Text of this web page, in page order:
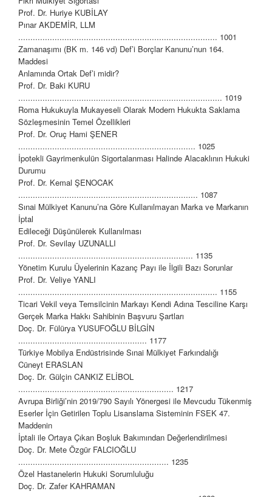
Prof. Dr. Huriye KUBİLAY
Pınar AKDEMİR, LLM
.................................................................................. 1001
Zamanaşımı (BK m. 146 vd) Def’i Borçlar Kanunu’nun 164.
Maddesi
Anlamında Ortak Def’i midir?
Prof. Dr. Baki KURU
.................................................................................... 1019
Roma Hukukuyla Mukayeseli Olarak Modern Hukukta Saklama
Sözleşmesinin Temel Özellikleri
Prof. Dr. Oruç Hami ŞENER
......................................................................... 1025
İpotekli Gayrimenkulün Sigortalanması Halinde Alacaklının Hukuki
Durumu
Prof. Dr. Kemal ŞENOCAK
.......................................................................... 1087
Sınai Mülkiyet Kanunu’na Göre Kullanılmayan Marka ve Markanın
İptal
Edileceği Düşünülerek Kullanılması
Prof. Dr. Sevilay UZUNALLI
........................................................................ 1135
Yönetim Kurulu Üyelerinin Kazanç Payı ile İlgili Bazı Sorunlar
Prof. Dr. Veliye YANLI
.................................................................................. 1155
Ticari Vekil veya Temsilcinin Markayı Kendi Adına Tesciline Karşı
Gerçek Marka Hakkı Sahibinin Başvuru Şartları
Doç. Dr. Fülürya YUSUFOĞLU BİLGİN
..................................................... 1177
Türkiye Mobilya Endüstrisinde Sınai Mülkiyet Farkındalığı
Cüneyt ERASLAN
Doç. Dr. Gülçin CANKIZ ELİBOL
................................................................ 1217
Avrupa Birliği’nin 2019/790 Sayılı Yönergesi ile Mevcudu Tükenmiş
Eserler İçin Getirilen Toplu Lisanslama Sisteminin FSEK 47.
Maddenin
İptali ile Ortaya Çıkan Boşluk Bakımından Değerlendirilmesi
Doç. Dr. Mete Özgür FALCIOĞLU
.............................................................. 1235
Özel Hastanelerin Hukuki Sorumluluğu
Doç. Dr. Zafer KAHRAMAN